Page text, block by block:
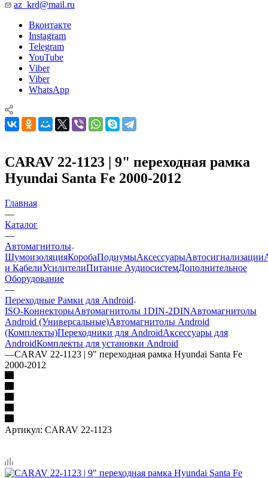
az_krd@mail.ru
Вконтакте
Instagram
Telegram
YouTube
Viber
Viber
WhatsApp
CARAV 22-1123 | 9" переходная рамка
Hyundai Santa Fe 2000-2012
Главная
—
Каталог
—
Автомагнитолы
ШумоизоляцияКоробаПодиумыАксессуарыАвтосигнализации
и КабелиУсилителиПитание АудиосистемДополнительное
Оборудование
—
Переходные Рамки для Android
ISO-КоннекторыАвтомагнитолы 1DIN-2DINАвтомагнитолы
Android (Универсальные)Автомагнитолы Android
(Комплекты)Переходники для AndroidАксессуары для
AndroidКомплекты для установки Android
—CARAV 22-1123 | 9" переходная рамка Hyundai Santa Fe
2000-2012
Артикул: CARAV 22-1123